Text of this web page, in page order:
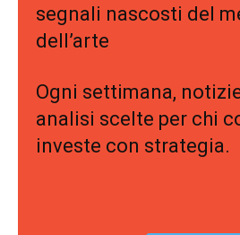
segnali nascosti del
dell’arte
Ogni settimana,
analisi scelte per chi
investe con strategia.